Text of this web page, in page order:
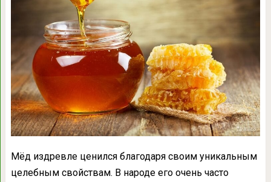
Мëд издревле ценился благодаря своим уникальным
целебным свойствам. В народе его очень часто